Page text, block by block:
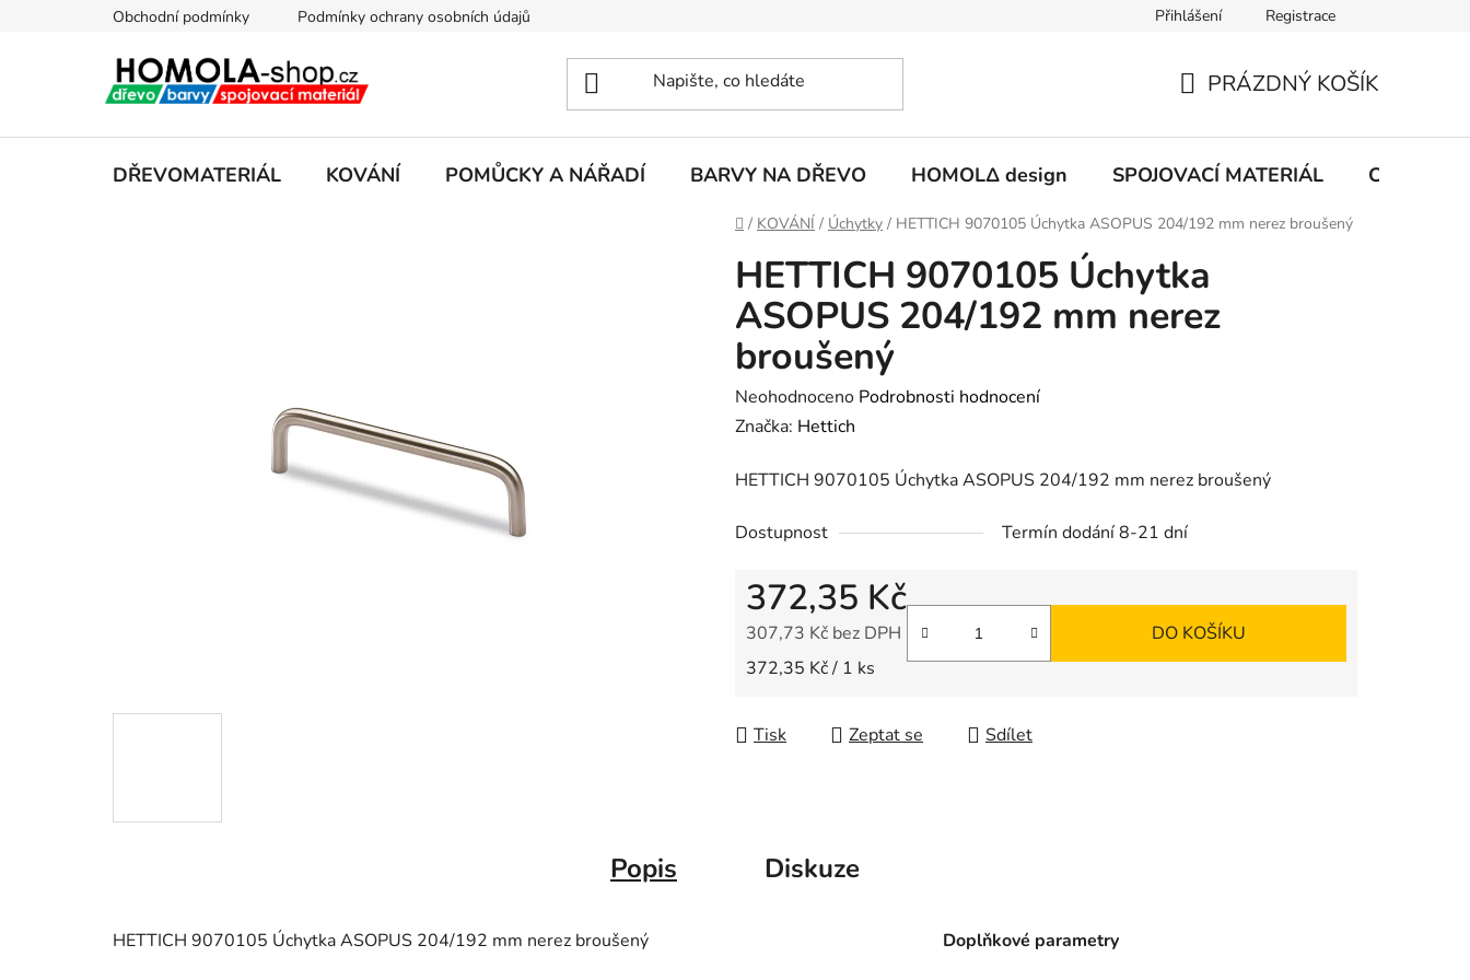
Obchodní podmínky Podmínky ochrany osobních údajů Přihlášení Registrace
KOŠÍK
PRÁZDNÝ KOŠÍK
DŘEVOMATERIÁL KOVÁNÍ POMŮCKY A NÁŘADÍ BARVY NA DŘEVO HOMOLΔ design SPOJOVACÍ MATERIÁL CHEMIE
Domů
/ KOVÁNÍ / Úchytky / HETTICH 9070105 Úchytka ASOPUS 204/192 mm nerez broušený
HETTICH 9070105 Úchytka
ASOPUS 204/192 mm nerez
broušený
Průměrné
hodnocení
je
z
hvězdiček.
Neohodnoceno Podrobnosti hodnocení
Značka: Hettich
HETTICH 9070105 Úchytka ASOPUS 204/192 mm nerez broušený
Dostupnost Termín dodání 8-21 dní
372,35 Kč
307,73 Kč bez DPH
Měrná cena:
372,35 Kč / 1 ks
DO KOŠÍKU
Tisk Zeptat se Sdílet
Popis Diskuze
HETTICH 9070105 Úchytka ASOPUS 204/192 mm nerez broušený Doplňkové parametry